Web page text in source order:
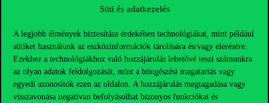
Süti és adatkezelés
A legjobb élmények biztosítása érdekében technológiákat, mint például
sütiket használunk az eszközinformációk tárolására és/vagy elérésére.
Ezekhez a technológiákhoz való hozzájárulás lehetővé teszi számunkra
az olyan adatok feldolgozását, mint a böngészési magatartás vagy
egyedi azonosítók ezen az oldalon. A hozzájárulás megtagadása vagy
visszavonása negatívan befolyásolhat bizonyos funkciókat és
Sajtó:press@uni-corvinus.hu